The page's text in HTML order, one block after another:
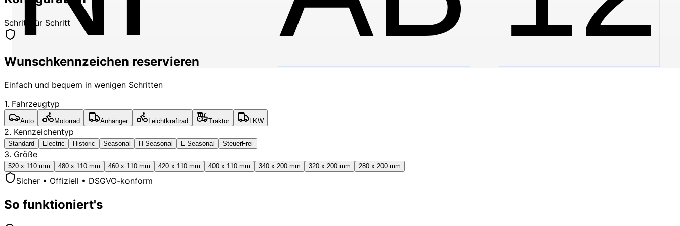
Schritt für Schritt
Wunschkennzeichen reservieren
Einfach und bequem in wenigen Schritten
1. Fahrzeugtyp
Auto Motorrad Anhänger Leichtkraftrad Traktor LKW
2. Kennzeichentyp
Standard Electric Historic Seasonal H-Seasonal E-Seasonal SteuerFrei
3. Größe
520 x 110 mm 480 x 110 mm 460 x 110 mm 420 x 110 mm 400 x 110 mm 340 x 200 mm 320 x 200 mm 280 x 200 mm
Sicher • Offiziell • DSGVO-konform
So funktioniert's